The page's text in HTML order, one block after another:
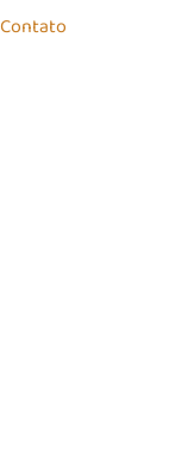
Contato